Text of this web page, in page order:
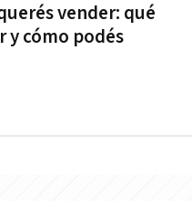
vender: qué
y cómo podés